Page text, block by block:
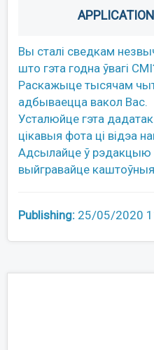
Вы сталі сведкам
што гэта годна ўвагі
Раскажыце тысячам
адбываецца вакол Вас.
Усталюйце гэта
цікавыя фота ці відэа
Адсылайце ў рэдакцыю
выйгравайце каштоўныя
Publishing: 25/05/2020